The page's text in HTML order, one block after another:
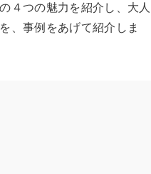
４つの魅力を紹介し、大人
、事例をあげて紹介しま